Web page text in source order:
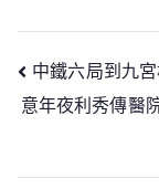
文
章
導
中鐵六局到九
意年夜利秀傳醫